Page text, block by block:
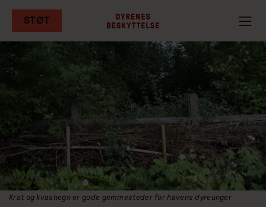
til
hovedindhold
STØT
Krat og kvashegn er gode gemmesteder for havens dyreunger